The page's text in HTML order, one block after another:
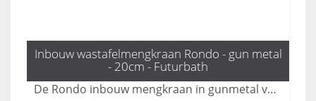
Inbouw wastafelmengkraan Rondo - gun metal
- 20cm - Futurbath
De Rondo inbouw mengkraan in gunmetal voegt een industriële chic toe aan uw badkamer, dankzij zijn moderne design en praktische uitloop van 20 cm. Deze kraan is de perfecte mix van stijl en functionaliteit, waardoor uw badkamer een eigentijdse uitstraling krijgt. Maak uw badkamer compleet met deze stijlvolle en duurzame toevoeging.